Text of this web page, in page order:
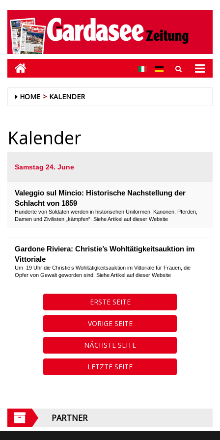
HOME KALENDER
Kalender
Samstag 24. June
Valeggio sul Mincio: Historische Nachstellung der
Schlacht von 1859
Hunderte von Soldaten werden in historischen Uniformen, Kanonen, Pferden,
Damen und Zivilisten „kämpfen“. Siehe Artikel auf dieser Website
Gardone Riviera: Christie’s Wohltätigkeitsauktion im
Vittoriale
Um 19 Uhr die Christie’s Wohltätigkeitsauktion im Vittoriale für Frauen, die
Opfer von Gewalt geworden sind. Siehe Artikel auf dieser Website
ERSTE SEITE
VORIGE SEITE
NÄCHSTE SEITE
LETZTE SEITE
PARTNER